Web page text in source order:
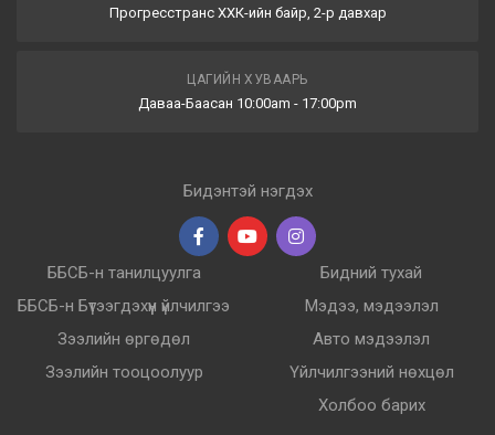
Прогресстранс ХХК-ийн байр, 2-р давхар
ЦАГИЙН ХУВААРЬ
Даваа-Баасан 10:00am - 17:00pm
Бидэнтэй нэгдэх
ББСБ-н танилцуулга
ББСБ-н Бүтээгдэхүүн үйлчилгээ
Зээлийн өргөдөл
Зээлийн тооцоолуур
Бидний тухай
Мэдээ, мэдээлэл
Авто мэдээлэл
Үйлчилгээний нөхцөл
Холбоо барих